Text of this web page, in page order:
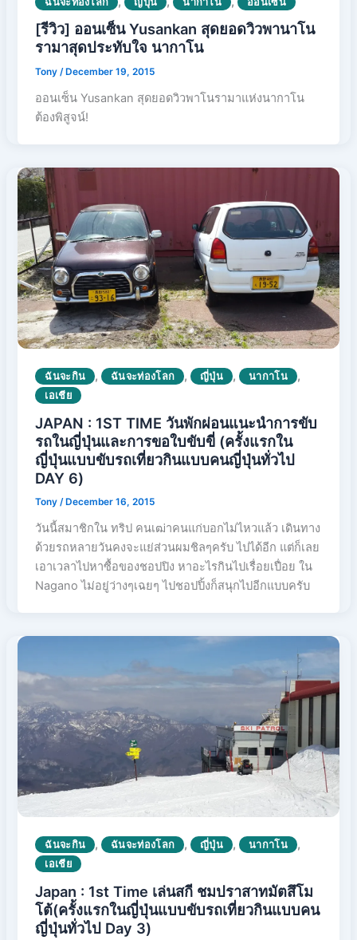
[รีวิว] ออนเซ็น Yusankan สุดยอดวิวพานาโน
รามาสุดประทับใจ นากาโน
Tony/ December 19, 2015
ออนเซ็น Yusankan สุดยอดวิวพาโนรามาแห่งนากาโน
ต้องพิสูจน์!
ฉันจะกิน , ฉันจะท่องโลก , ญี่ปุ่น , นากาโน ,
เอเชีย
JAPAN : 1ST TIME วันพักผ่อนแนะนำการขับ
รถในญี่ปุ่นและการขอใบขับขี่ (ครั้งแรกใน
ญี่ปุ่นแบบขับรถเที่ยวกินแบบคนญี่ปุ่นทั่วไป
DAY 6)
Tony/ December 16, 2015
วันนี้สมาชิกใน ทริป คนเฒ่าคนแก่บอกไม่ไหวแล้ว เดินทาง
ด้วยรถหลายวันคงจะแย่ส่วนผมชิลๆครับ ไปได้อีก แต่ก็เลย
เอาเวลาไปหาซื้อของชอปปิง หาอะไรกินไปเรื่อยเปื่อย ใน
Nagano ไม่อยู่ว่างๆเฉยๆ ไปชอปปิ้งก็สนุกไปอีกแบบครับ
ฉันจะกิน , ฉันจะท่องโลก , ญี่ปุ่น , นากาโน ,
เอเชีย
Japan : 1st Time เล่นสกี ชมปราสาทมัตสึโม
โต้(ครั้งแรกในญี่ปุ่นแบบขับรถเที่ยวกินแบบคน
ญี่ปุ่นทั่วไป Day 3)